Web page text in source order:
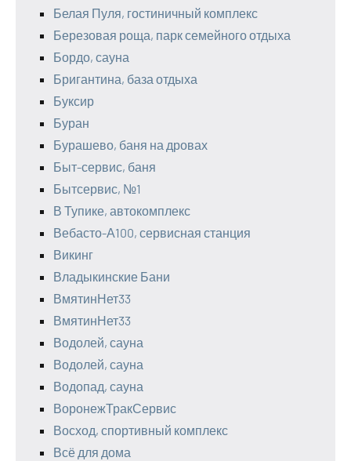
Белая Пуля, гостиничный комплекс
Березовая роща, парк семейного отдыха
Бордо, сауна
Бригантина, база отдыха
Буксир
Буран
Бурашево, баня на дровах
Быт-сервис, баня
Бытсервис, №1
В Тупике, автокомплекс
Вебасто-А100, сервисная станция
Викинг
Владыкинские Бани
ВмятинНет33
ВмятинНет33
Водолей, сауна
Водолей, сауна
Водопад, сауна
ВоронежТракСервис
Восход, спортивный комплекс
Всё для дома